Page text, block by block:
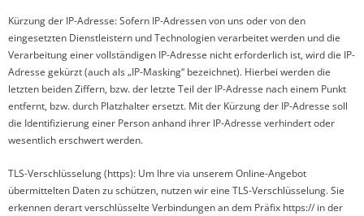
Kürzung der IP-Adresse: Sofern IP-Adressen von uns oder von den
eingesetzten Dienstleistern und Technologien verarbeitet werden und die
Verarbeitung einer vollständigen IP-Adresse nicht erforderlich ist, wird die IP-
Adresse gekürzt (auch als „IP-Masking“ bezeichnet). Hierbei werden die
letzten beiden Ziffern, bzw. der letzte Teil der IP-Adresse nach einem Punkt
entfernt, bzw. durch Platzhalter ersetzt. Mit der Kürzung der IP-Adresse soll
die Identifizierung einer Person anhand ihrer IP-Adresse verhindert oder
wesentlich erschwert werden.
TLS-Verschlüsselung (https): Um Ihre via unserem Online-Angebot
übermittelten Daten zu schützen, nutzen wir eine TLS-Verschlüsselung. Sie
erkennen derart verschlüsselte Verbindungen an dem Präfix https:// in der